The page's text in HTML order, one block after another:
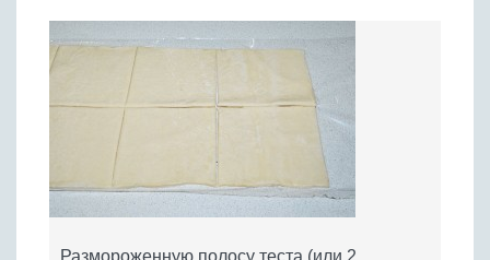
Размороженную полосу теста (или 2